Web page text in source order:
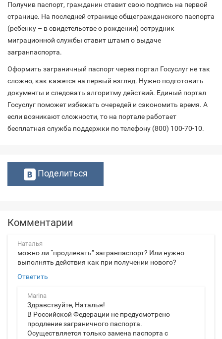
Получив паспорт, гражданин ставит свою подпись на первой
странице. На последней странице общегражданского паспорта
(ребенку – в свидетельстве о рождении) сотрудник
миграционной службы ставит штамп о выдаче
загранпаспорта.
Оформить заграничный паспорт через портал Госуслуг не так
сложно, как кажется на первый взгляд. Нужно подготовить
документы и следовать алгоритму действий. Единый портал
Госуслуг поможет избежать очередей и сэкономить время. А
если возникают сложности, то на портале работает
бесплатная служба поддержки по телефону (800) 100-70-10.
Поделиться
Комментарии
Наталья
можно ли “продлевать” загранпаспорт? Или нужно
выполнять действия как при получении нового?
Ответить
Marina
Здравствуйте, Наталья!
В Российской Федерации не предусмотрено
продление заграничного паспорта.
Осуществляется только замена паспорта с